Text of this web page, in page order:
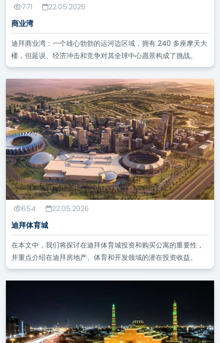
771 22.05.2026
商业湾
迪拜商业湾：一个雄心勃勃的运河边区域，拥有 240 多座摩天大
楼，但延误、经济冲击和竞争对其全球中心愿景构成了挑战。
654 22.05.2026
迪拜体育城
在本文中，我们将探讨在迪拜体育城投资和购买公寓的重要性，
并重点介绍在迪拜房地产、体育和开发领域的潜在投资收益。